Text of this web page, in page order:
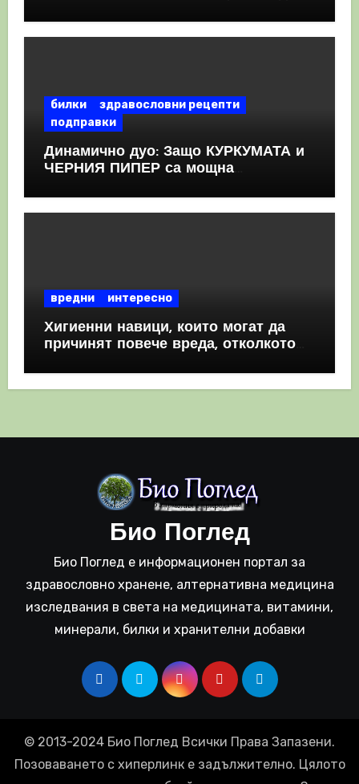
КРЪВНИ съсиреци
билки
здравословни рецепти
подправки
Динамично дуо: Защо КУРКУМАТА и
ЧЕРНИЯ ПИПЕР са мощна
вредни интересно
Хигиенни навици, които могат да
причинят повече вреда, отколкото
Био Поглед
Био Поглед е информационен портал за
здравословно хранене, алтернативна медицина
изследвания в света на медицината, витамини,
минерали, билки и хранителни добавки
© 2013-2024 Био Поглед Всички Права Запазени.
Позоваването с хиперлинк е задължително. Цялото